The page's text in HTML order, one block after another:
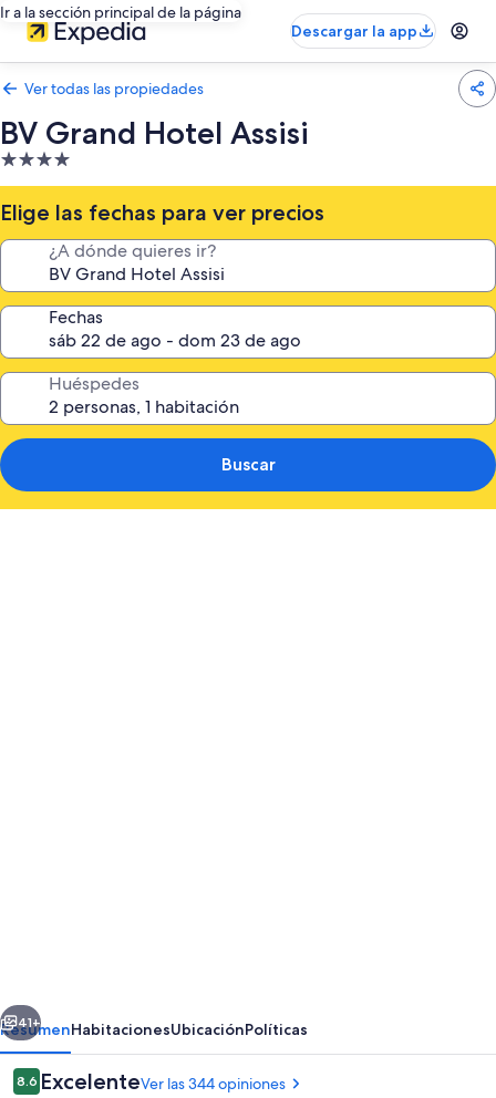
Ir a la sección principal de la página
Descargar la app
Ver todas las propiedades
BV Grand Hotel Assisi
Propiedad
de
4.0
estrellas
Elige las fechas para ver precios
¿A dónde quieres ir?
Fechas
Huéspedes
Buscar
Siguiente
41+
ResumenHabitacionesUbicaciónPolíticas
Opiniones
8.68.6 de 10,
ExcelenteVer las 344 opiniones